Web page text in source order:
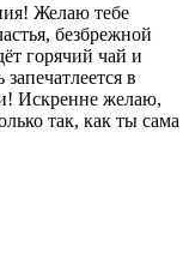
Желаю тебе
безбрежной
горячий чай и
в
Искренне желаю,
так, как ты сама